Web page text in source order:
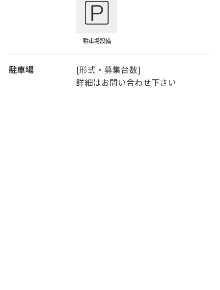
駐車場設備
駐車場
[形式・募集台数]
詳細はお問い合わせ下さい